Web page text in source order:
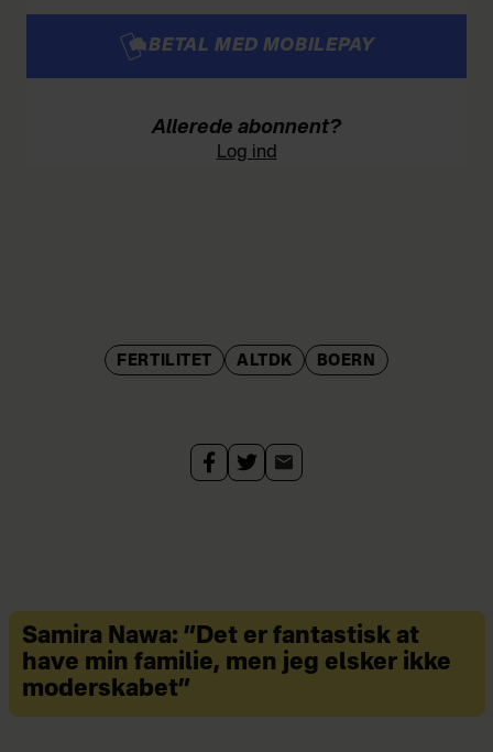
BETAL MED MOBILEPAY
Allerede abonnent?
Log ind
FERTILITET ALTDK BOERN
Samira Nawa: ”Det er fantastisk at
have min familie, men jeg elsker ikke
moderskabet”